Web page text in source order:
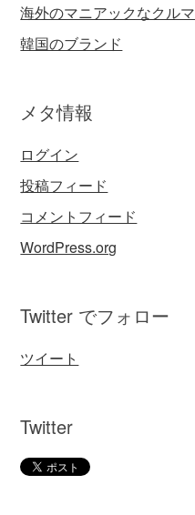
海外のマニアックなクルマ
韓国のブランド
メタ情報
ログイン
投稿フィード
コメントフィード
WordPress.org
Twitter でフォロー
ツイート
Twitter